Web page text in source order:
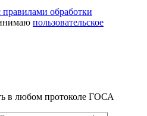
правилами обработки
пользовательское
в любом протоколе ГОСА